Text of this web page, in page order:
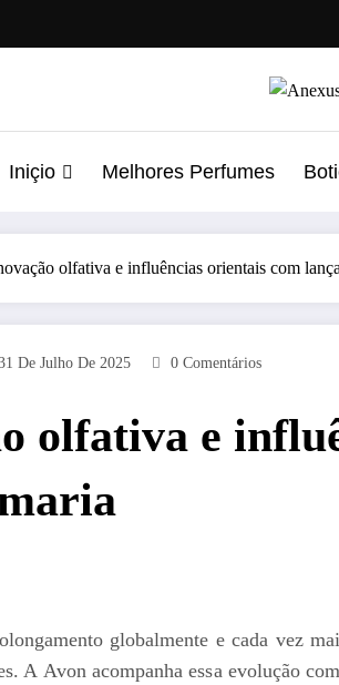
Iniçio Melhores Perfumes
olfativa e influências orientais com
De Julho De 2025 0 Comentários
olfativa e
globalmente e cada vez
A Avon acompanha essa evolução